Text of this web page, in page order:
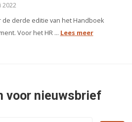
2022
de derde editie van het Handboek
Voor het HR ... Lees meer
voor nieuwsbrief